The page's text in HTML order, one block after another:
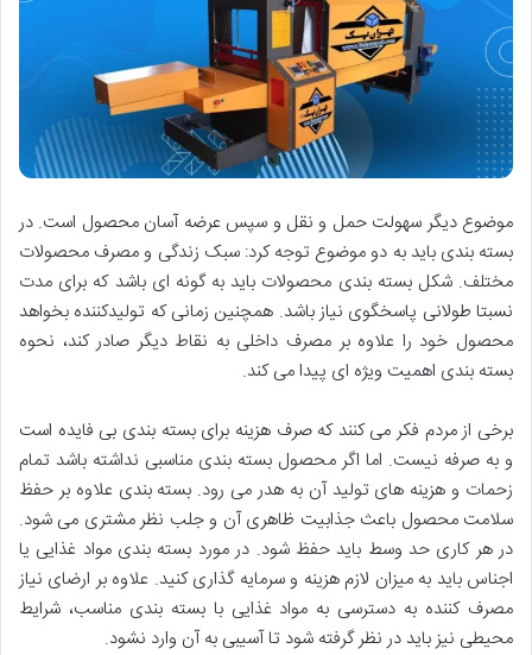
موضوع دیگر سهولت حمل و نقل و سپس عرضه آسان محصول است. در
بسته بندی باید به دو موضوع توجه کرد: سبک زندگی و مصرف محصولات
مختلف. شکل بسته بندی محصولات باید به گونه ای باشد که برای مدت
نسبتا طولانی پاسخگوی نیاز باشد. همچنین زمانی که تولیدکننده بخواهد
محصول خود را علاوه بر مصرف داخلی به نقاط دیگر صادر کند، نحوه
بسته بندی اهمیت ویژه ای پیدا می کند.
برخی از مردم فکر می کنند که صرف هزینه برای بسته بندی بی فایده است
و به صرفه نیست. اما اگر محصول بسته بندی مناسبی نداشته باشد تمام
زحمات و هزینه های تولید آن به هدر می رود. بسته بندی علاوه بر حفظ
سلامت محصول باعث جذابیت ظاهری آن و جلب نظر مشتری می شود.
در هر کاری حد وسط باید حفظ شود. در مورد بسته بندی مواد غذایی یا
اجناس باید به میزان لازم هزینه و سرمایه گذاری کنید. علاوه بر ارضای نیاز
مصرف کننده به دسترسی به مواد غذایی با بسته بندی مناسب، شرایط
محیطی نیز باید در نظر گرفته شود تا آسیبی به آن وارد نشود.